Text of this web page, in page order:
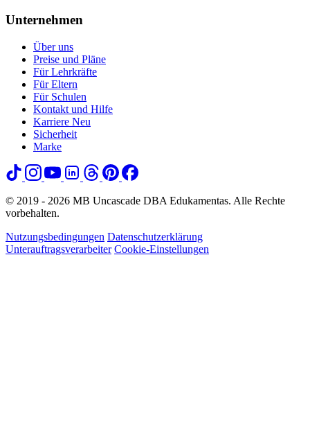
Unternehmen
Über uns
Preise und Pläne
Für Lehrkräfte
Für Eltern
Für Schulen
Kontakt und Hilfe
Karriere Neu
Sicherheit
Marke
© 2019 - 2026 MB Uncascade DBA Edukamentas. Alle Rechte
vorbehalten.
Nutzungsbedingungen Datenschutzerklärung
Unterauftragsverarbeiter Cookie-Einstellungen